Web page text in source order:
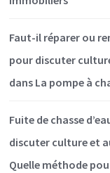
Faut-il réparer ou
pour discuter
dans La pompe à
Fuite de chasse
discuter culture et
Quelle méthode